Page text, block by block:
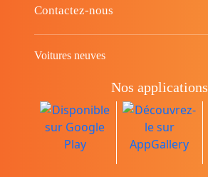
Contactez-nous
Voitures neuves
Nos applications